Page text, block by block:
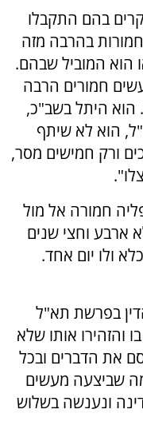
בהם התקבלו
בהרבה מזה
הוא המוביל שבהם.
חמורים הרבה
הוא היתל בשב"כ,
הוא לא שיתף
ורק חמישים מסר,
חמורה אל מול
וחצי שנים
ולו יום אחד.
בפרשת תא"ל
והזהירו אותו שלא
את הדברים ובכל
שביצעה מעשים
ונענשה בשלוש